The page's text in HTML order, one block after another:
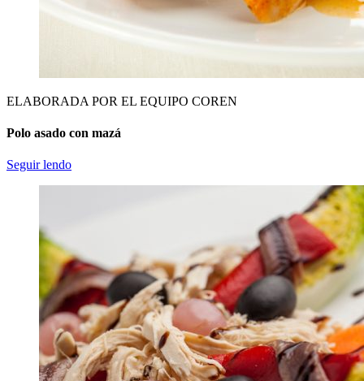
ELABORADA POR EL EQUIPO COREN
Polo asado con mazá
Seguir lendo